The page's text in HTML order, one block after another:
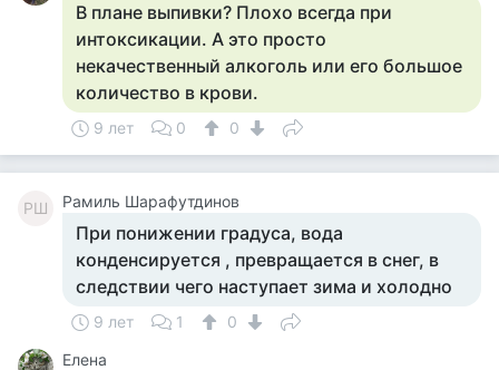
В плане выпивки? Плохо всегда при
интоксикации. А это просто
некачественный алкоголь или его большое
количество в крови.
9 лет 0 0
РШ Рамиль Шарафутдинов
При понижении градуса, вода
конденсируется , превращается в снег, в
следствии чего наступает зима и холодно
9 лет 1
0
Елена